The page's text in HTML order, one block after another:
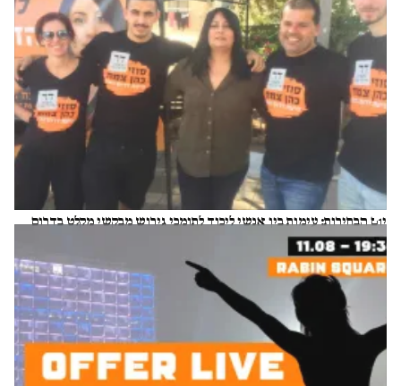
יום הבחירות: עימות בין אנשי ליכוד לתומכי גירוש מבקשי מקלט בדרום
ת"א ניצן פינקו